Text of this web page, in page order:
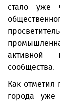
стало уже
активной
сообщества.
Как отметил
города уже